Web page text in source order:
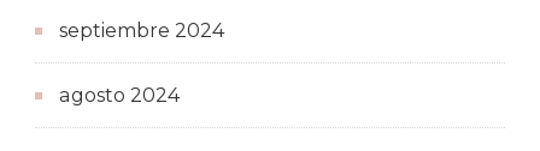
septiembre 2024
agosto 2024